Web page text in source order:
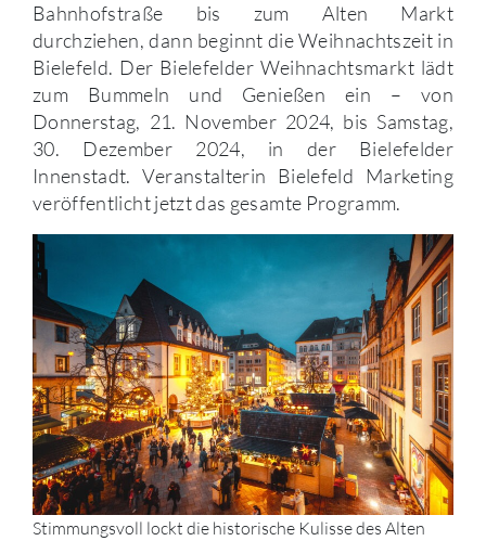
Bahnhofstraße bis zum Alten Markt
durchziehen, dann beginnt die Weihnachtszeit in
Bielefeld. Der Bielefelder Weihnachtsmarkt lädt
zum Bummeln und Genießen ein – von
Donnerstag, 21. November 2024, bis Samstag,
30. Dezember 2024, in der Bielefelder
Innenstadt. Veranstalterin Bielefeld Marketing
veröffentlicht jetzt das gesamte Programm.
Stimmungsvoll lockt die historische Kulisse des Alten